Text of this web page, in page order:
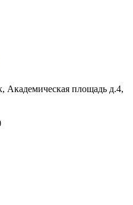
Академическая площадь д.4,